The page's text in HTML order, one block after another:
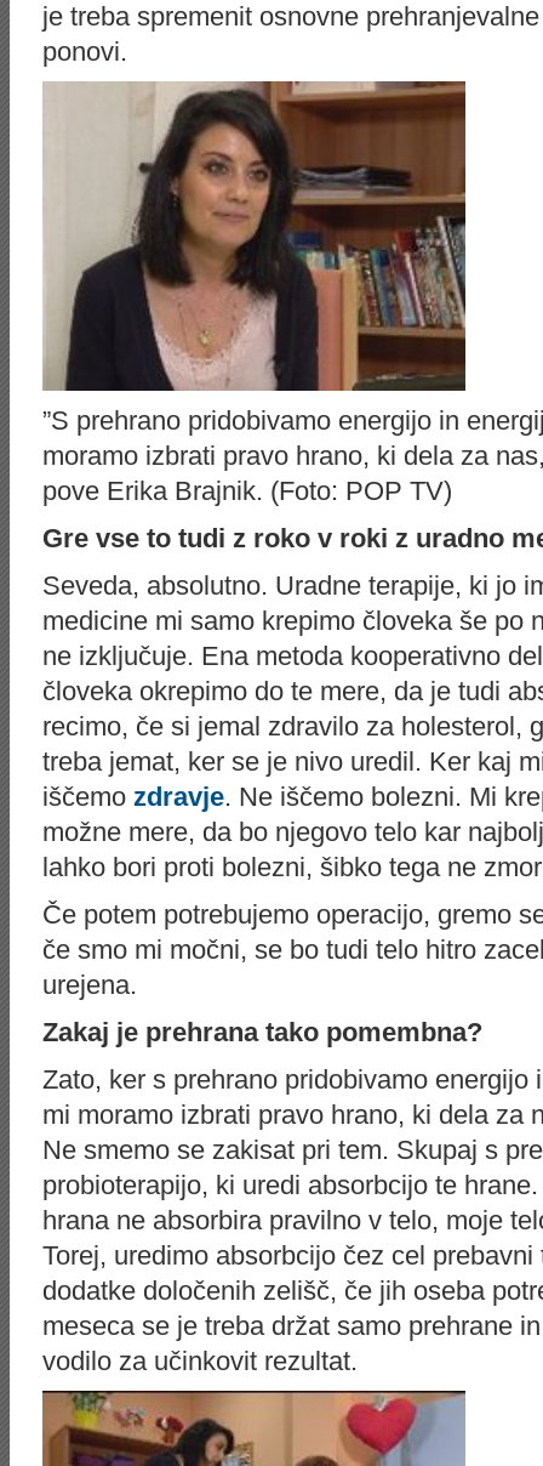
je treba spremenit osnovne
ponovi.
”S prehrano pridobivamo energijo in
moramo izbrati pravo hrano, ki dela za
pove Erika Brajnik. (Foto: POP TV)
Gre vse to tudi z roko v roki z uradno
Seveda, absolutno. Uradne terapije, ki jo
medicine mi samo krepimo človeka še po
ne izključuje. Ena metoda kooperativno
človeka okrepimo do te mere, da je tudi
recimo, če si jemal zdravilo za holesterol,
treba jemat, ker se je nivo uredil. Ker kaj
iščemo zdravje. Ne iščemo bolezni. Mi
možne mere, da bo njegovo telo kar
lahko bori proti bolezni, šibko tega ne
Če potem potrebujemo operacijo, gremo
če smo mi močni, se bo tudi telo hitro
urejena.
Zakaj je prehrana tako pomembna?
Zato, ker s prehrano pridobivamo energijo
mi moramo izbrati pravo hrano, ki dela za
Ne smemo se zakisat pri tem. Skupaj s
probioterapijo, ki uredi absorbcijo te
hrana ne absorbira pravilno v telo, moje
Torej, uredimo absorbcijo čez cel
dodatke določenih zelišč, če jih oseba
meseca se je treba držat samo prehrane
vodilo za učinkovit rezultat.